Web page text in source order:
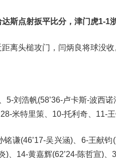
斯点射扳平比分，津门虎1-1
离头槌攻门，闫炳良将球没收
5-刘浩帆(58’36-卢卡斯-波西
米特里策、10-托利奇、11-
谦(46’17-吴兴涵)、6-王献
)、14-黄嘉辉(62’24-陈哲宣)